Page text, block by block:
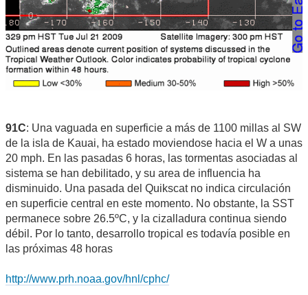
91C: Una vaguada en superficie a más de 1100 millas al SW
de la isla de Kauai, ha estado moviendose hacia el W a unas
20 mph. En las pasadas 6 horas, las tormentas asociadas al
sistema se han debilitado, y su area de influencia ha
disminuido. Una pasada del Quikscat no indica circulación
en superficie central en este momento. No obstante, la SST
permanece sobre 26.5ºC, y la cizalladura continua siendo
débil. Por lo tanto, desarrollo tropical es todavía posible en
las próximas 48 horas
http://www.prh.noaa.gov/hnl/cphc/